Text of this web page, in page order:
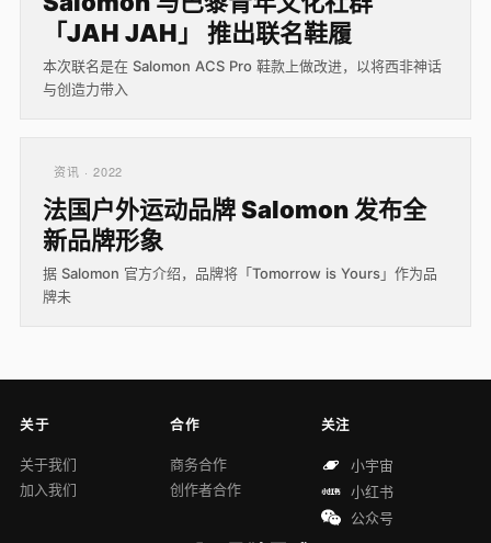
「JAH JAH」 推出联名鞋履
本次联名是在 Salomon ACS Pro 鞋款上做改进，以将西非神话
与创造力带入
资讯 · 2022
法国户外运动品牌 Salomon 发布全
新品牌形象
据 Salomon 官方介绍，品牌将「Tomorrow is Yours」作为品
牌未
关于
关于我们
加入我们
合作
商务合作
创作者合作
关注
小宇宙
小红书
公众号